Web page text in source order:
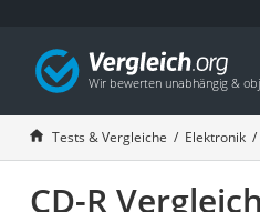
Tests & Vergleiche Elektronik
CD-R